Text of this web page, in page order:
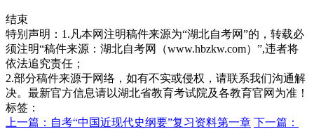
结束
特别声明：1.凡本网注明稿件来源为“湖北自考网”的，转载必
须注明“稿件来源：湖北自考网（www.hbzkw.com）”,违者将
依法追究责任；
2.部分稿件来源于网络，如有不实或侵权，请联系我们沟通解
决。最新官方信息请以湖北省教育考试院及各教育官网为准！
标签：
上一篇：自考“中国近现代史纲要”复习资料第一章 下一篇：